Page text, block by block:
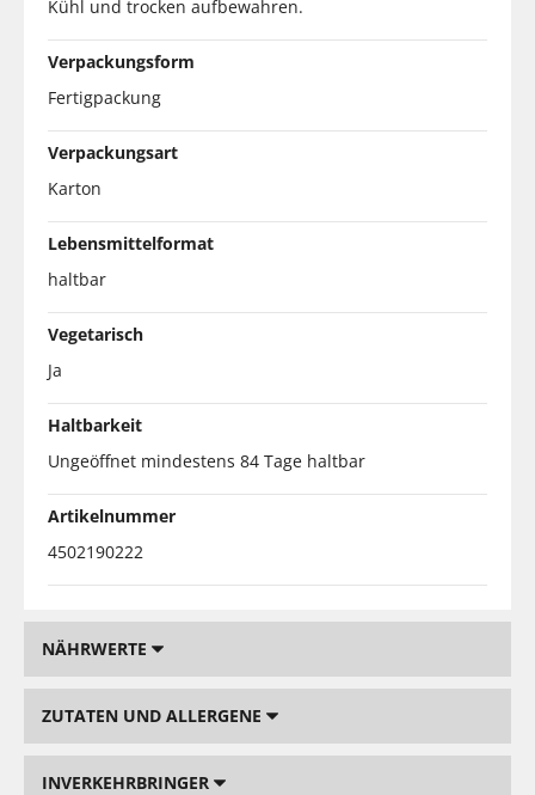
Kühl und trocken aufbewahren.
Verpackungsform
Fertigpackung
Verpackungsart
Karton
Lebensmittelformat
haltbar
Vegetarisch
Ja
Haltbarkeit
Ungeöffnet mindestens 84 Tage haltbar
Artikelnummer
4502190222
NÄHRWERTE
ZUTATEN UND ALLERGENE
INVERKEHRBRINGER